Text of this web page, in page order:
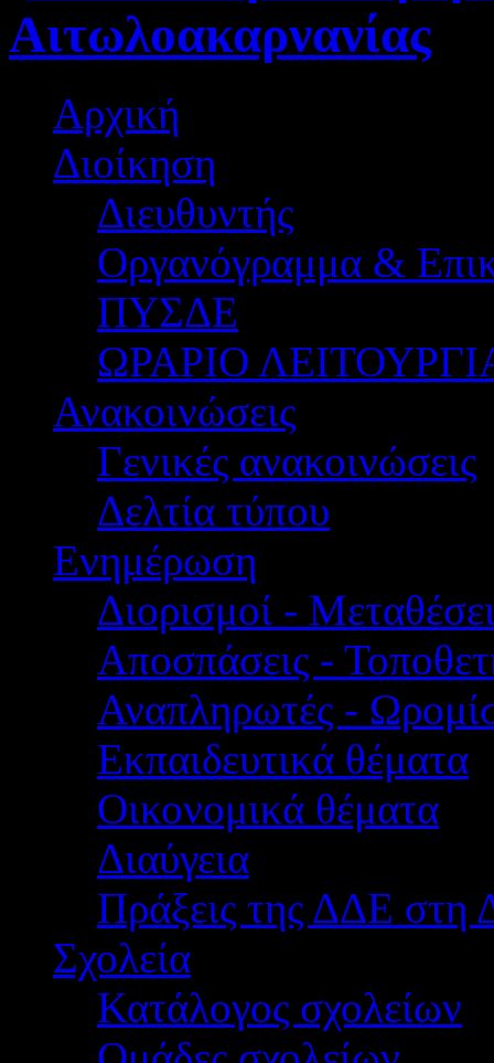
Αρχική
Διοίκηση
Διευθυντής
Οργανόγραμμα &
ΠΥΣΔΕ
ΩΡΑΡΙΟ
Ανακοινώσεις
Γενικές ανακοινώσεις
Δελτία τύπου
Ενημέρωση
Διορισμοί -
Αποσπάσεις -
Αναπληρωτές -
Εκπαιδευτικά θέματα
Οικονομικά θέματα
Διαύγεια
Πράξεις της ΔΔΕ στη
Σχολεία
Κατάλογος σχολείων